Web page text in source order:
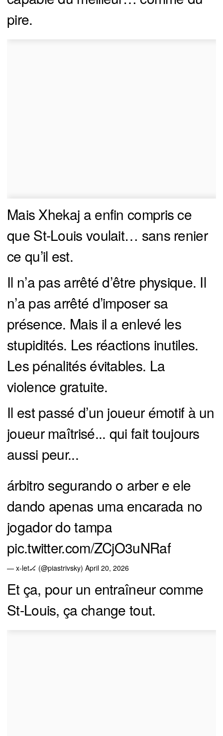
pire.
Mais Xhekaj a enfin compris ce
que St-Louis voulait… sans renier
ce qu’il est.
Il n’a pas arrêté d’être physique. Il
n’a pas arrêté d’imposer sa
présence. Mais il a enlevé les
stupidités. Les réactions inutiles.
Les pénalités évitables. La
violence gratuite.
Il est passé d’un joueur émotif à un
joueur maîtrisé... qui fait toujours
aussi peur...
árbitro segurando o arber e ele
dando apenas uma encarada no
jogador do tampa
pic.twitter.com/ZCjO3uNRaf
— x-let🏒 (@piastrivsky) April 20, 2026
Et ça, pour un entraîneur comme
St-Louis, ça change tout.